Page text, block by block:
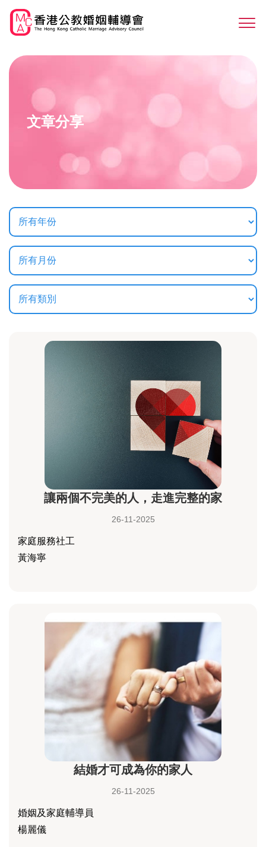
main
文章分享
讓兩個不完美的人，走進完整的家
26-11-2025
家庭服務社工
黃海寧
結婚才可成為你的家人
26-11-2025
婚姻及家庭輔導員
楊麗儀